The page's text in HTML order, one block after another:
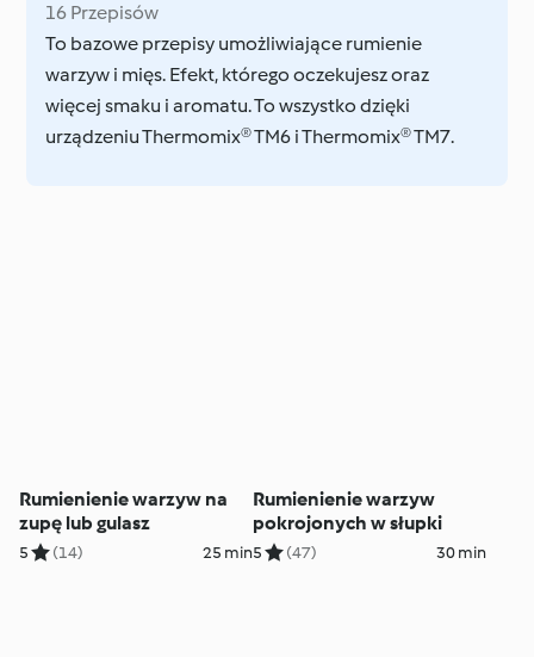
16 Przepisów
To bazowe przepisy umożliwiające rumienie
warzyw i mięs. Efekt, którego oczekujesz oraz
więcej smaku i aromatu. To wszystko dzięki
urządzeniu Thermomix® TM6 i Thermomix® TM7.
Rumienienie warzyw na
zupę lub gulasz
5 (14) 25 min
Rumienienie warzyw
pokrojonych w słupki
5 (47) 30 min